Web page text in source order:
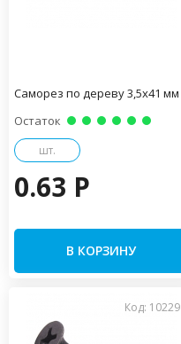
Саморез по дереву 3,5х41 мм
Остаток
шт.
0.63 P
В КОРЗИНУ
Код: 10229